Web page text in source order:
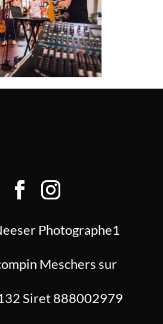
Photographe1
Meschers sur
Siret 888002979